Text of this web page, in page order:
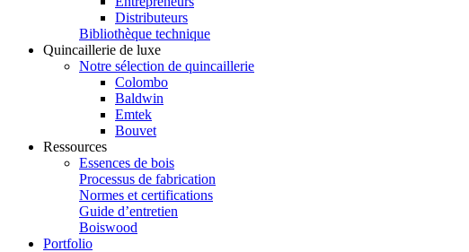
Distributeurs
Bibliothèque technique
Quincaillerie de luxe
Notre sélection de quincaillerie
Colombo
Baldwin
Emtek
Bouvet
Ressources
Essences de bois
Processus de fabrication
Normes et certifications
Guide d’entretien
Boiswood
Portfolio